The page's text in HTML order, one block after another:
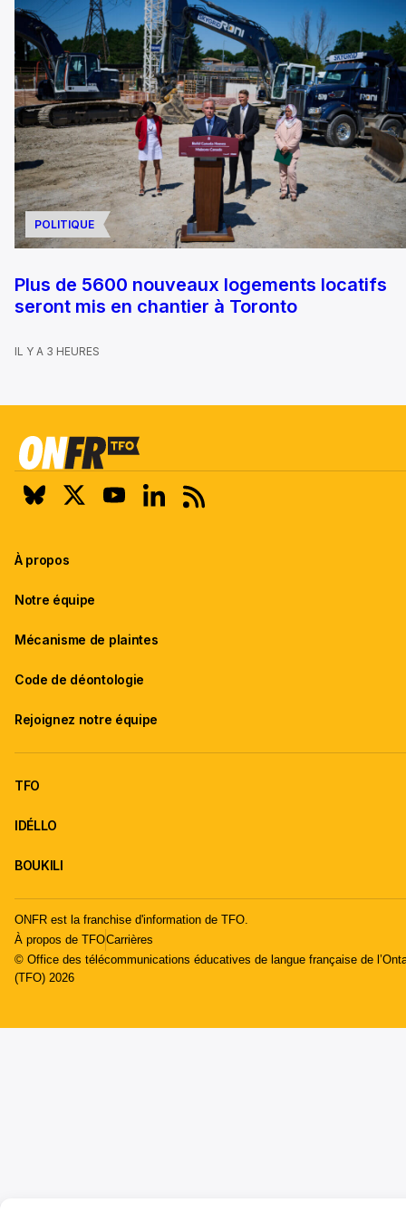
POLITIQUE
Plus de 5600 nouveaux logements locatifs
seront mis en chantier à Toronto
IL Y A 3 HEURES
À propos
Notre équipe
Mécanisme de plaintes
Code de déontologie
Rejoignez notre équipe
TFO
IDÉLLO
BOUKILI
ONFR est la franchise d'information de TFO.
À propos de TFOCarrières
© Office des télécommunications éducatives de langue française de
(TFO) 2026